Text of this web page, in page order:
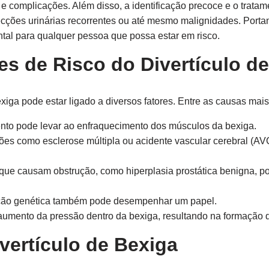
complicações. Além disso, a identificação precoce e o
urinárias recorrentes ou até mesmo malignidades.
para qualquer pessoa que possa estar em risco.
de Risco do Divertículo
pode estar ligado a diversos fatores. Entre as causas
pode levar ao enfraquecimento dos músculos da bexiga.
como esclerose múltipla ou acidente vascular cerebral
causam obstrução, como hiperplasia prostática benigna,
genética também pode desempenhar um papel.
da pressão dentro da bexiga, resultando na formação
de Bexiga